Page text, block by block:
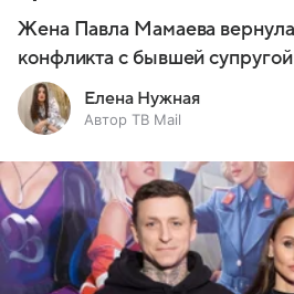
Жена Павла Мамаева
конфликта с бывшей
Елена Нужная
Автор ТВ Mail